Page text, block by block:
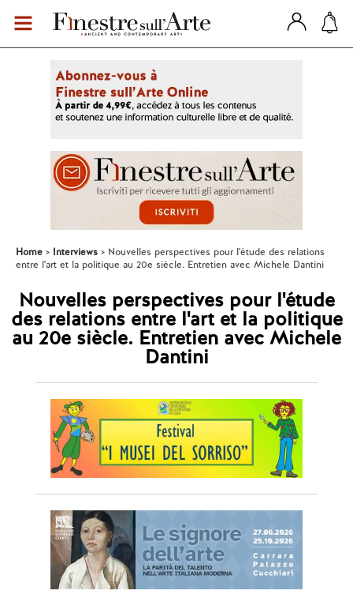
Home Interviews
Nouvelles perspectives pour l'étude des relations
entre l'art et la politique au 20e siècle. Entretien avec Michele Dantini
Nouvelles perspectives pour l'étude
des relations entre l'art et la politique
au 20e siècle. Entretien avec Michele
Dantini